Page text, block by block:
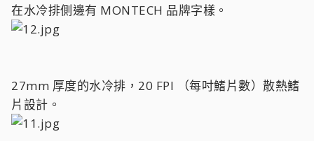
在水冷排側邊有 MONTECH 品牌字樣。
27mm 厚度的水冷排，20 FPI （每吋鰭片數）散熱鰭
片設計。